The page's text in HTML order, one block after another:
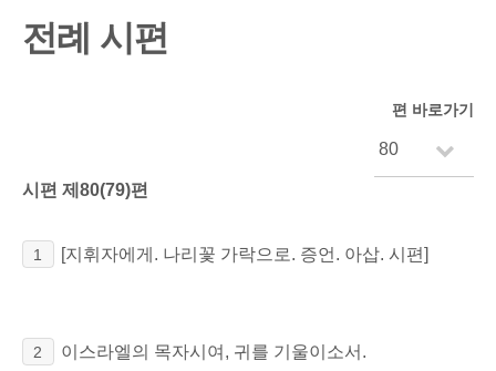
전례 시편
편 바로가기
시편 제80(79)편
1 [지휘자에게. 나리꽃 가락으로. 증언. 아삽. 시편]
2
이스라엘의 목자시여, 귀를 기울이소서.